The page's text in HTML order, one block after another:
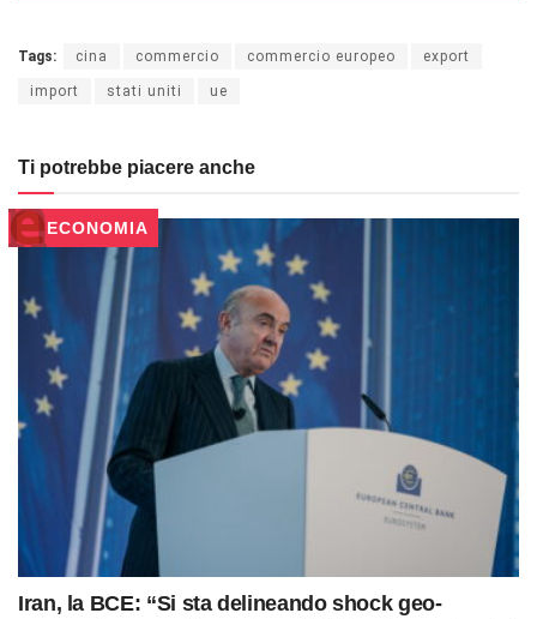
Tags: cina commercio commercio europeo export
import stati uniti ue
Ti potrebbe piacere anche
ECONOMIA
Iran, la BCE: “Si sta delineando shock geo-